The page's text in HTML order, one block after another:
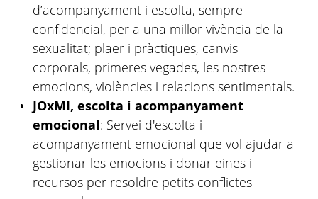
d’acompanyament i escolta, sempre
confidencial, per a una millor vivència de la
sexualitat; plaer i pràctiques, canvis
corporals, primeres vegades, les nostres
emocions, violències i relacions sentimentals.
JOxMI, escolta i acompanyament
emocional: Servei d'escolta i
acompanyament emocional que vol ajudar a
gestionar les emocions i donar eines i
recursos per resoldre petits conflictes